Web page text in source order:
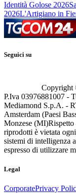
Identità Golose 2026
2026L'Artigiano in
Seguici su
Copyright
P.Iva 03976881007 -
Mediamond S.p.A. -
Amsterdam (Paesi
Monzese (MI)Rispetto
riprodotti è vietata
sistemi di intelligenza
espresso di utilizzare
Legal
CorporatePrivacy